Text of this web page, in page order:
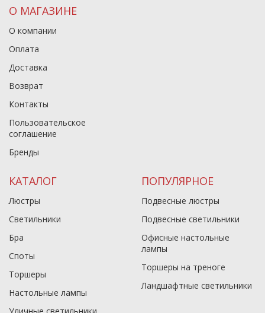
О МАГАЗИНЕ
О компании
Оплата
Доставка
Возврат
Контакты
Пользовательское
соглашение
Бренды
КАТАЛОГ
Люстры
Светильники
Бра
Споты
Торшеры
Настольные лампы
ПОПУЛЯРНОЕ
Подвесные люстры
Подвесные светильники
Офисные настольные
лампы
Торшеры на треноге
Ландшафтные светильники